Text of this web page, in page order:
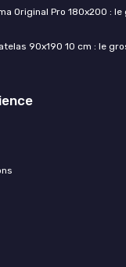
Original Pro 180x200 :
90x190 10 cm : le